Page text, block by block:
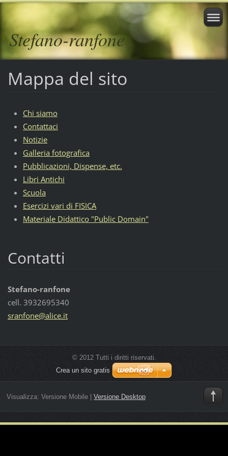
Stefano-ranfone
Mappa del sito
Chi siamo
Contattaci
Notizie
Galleria fotografica
Pubblicazioni, Dispense, etc.
Libri Antichi
Scuola
Esercizi vari di FISICA
Materiale Didattico "Public Domain"
Contatti
Stefano-ranfone
cell. 3932695340
sranfone@alice.it
© 2012 Tutti i diritti riservati.
Crea un sito gratis
Visualizza: Versione Mobile| Versione Desktop